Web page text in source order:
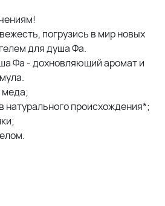
погрузись в мир новых
для душа Фа.
Фа - дохновляющий аромат и
меда;
натурального происхождения*;